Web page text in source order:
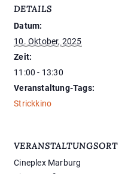
DETAILS
Datum:
10. Oktober, 2025
Zeit:
11:00 - 13:30
Veranstaltung-Tags:
Strickkino
VERANSTALTUNGSORT
Cineplex Marburg